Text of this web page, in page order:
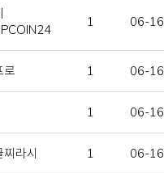
1 06-16
로 1 06-16
1 06-16
라시 1 06-16